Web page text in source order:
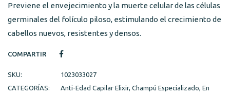
Previene el envejecimiento y la muerte celular de las células
germinales del folículo piloso, estimulando el crecimiento de
cabellos nuevos, resistentes y densos.
COMPARTIR
SKU:
1023033027
CATEGORÍAS:
Anti-Edad Capilar Elixir, Champú Especializado, En